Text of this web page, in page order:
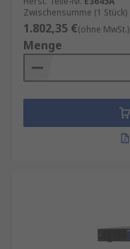
Zwischensumme (1 Stück)
1.802,35 €(ohne MwSt.)
Menge